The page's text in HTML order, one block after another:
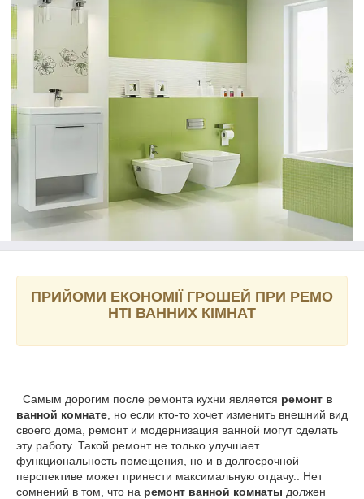
ПРИЙОМИ ЕКОНОМІЇ ГРОШЕЙ ПРИ РЕМО
НТІ ВАННИХ КІМНАТ
Самым дорогим после ремонта кухни является ремонт в
ванной комнате , но если кто-то хочет изменить внешний вид
своего дома, ремонт и модернизация ванной могут сделать
эту работу. Такой ремонт не только улучшает
функциональность помещения, но и в долгосрочной
перспективе может принести максимальную отдачу.. Нет
сомнений в том, что на ремонт ванной комнаты должен